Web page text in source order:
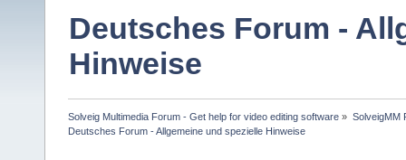
Deutsches Forum -
Hinweise
Solveig Multimedia Forum - Get help for video editing software » SolveigMM
Deutsches Forum - Allgemeine und spezielle Hinweise